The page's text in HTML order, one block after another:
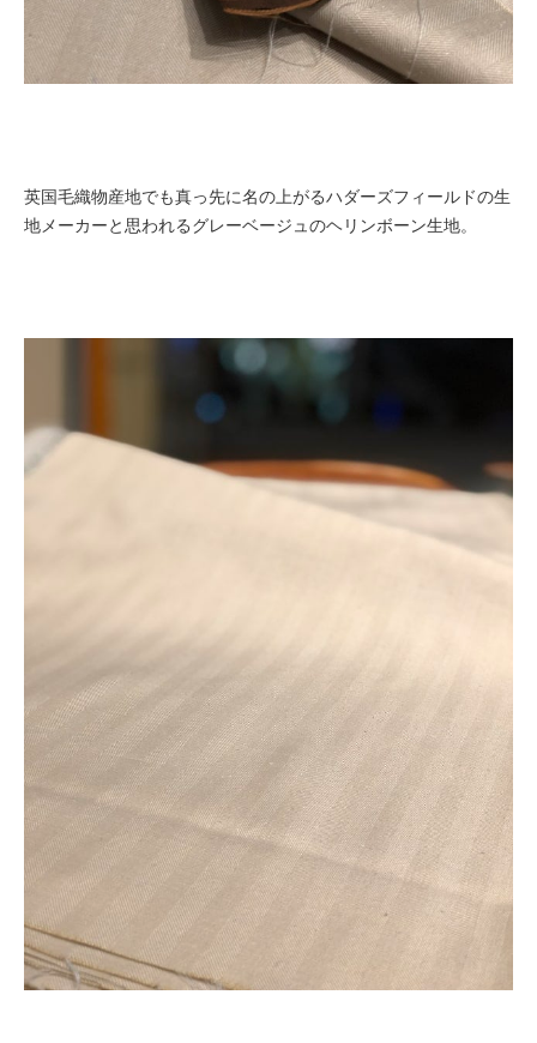
英国毛織物産地でも真っ先に名の上がるハダーズフィールドの生
地メーカーと思われるグレーベージュのヘリンボーン生地。